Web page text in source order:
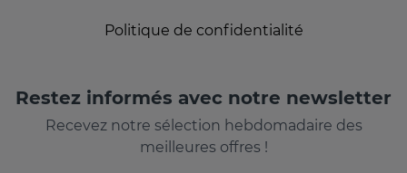
Politique de confidentialité
Restez informés avec notre newsletter
Recevez notre sélection hebdomadaire des
meilleures offres !